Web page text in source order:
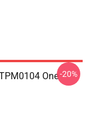
One-20%